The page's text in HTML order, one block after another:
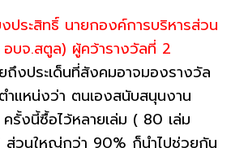
ประสิทธิ์ นายกองค์การบริหารส่วน
บจ.สตูล) ผู้คว้ารางวัลที่ 2
ถึงประเด็นที่สังคมอาจมองรางวัล
แหน่งว่า ตนเองสนับสนุนงาน
รั้งนี้ซื้อไว้หลายเล่ม ( 80 เล่ม
ส่วนใหญ่กว่า 90% ก็นำไปช่วยกัน